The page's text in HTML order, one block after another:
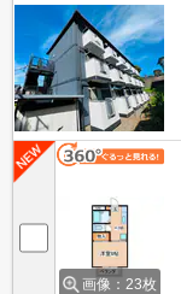
画像：23枚